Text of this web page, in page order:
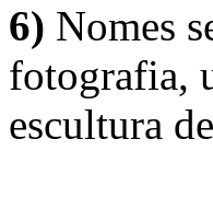
6) Nomes
fotografia,
escultura